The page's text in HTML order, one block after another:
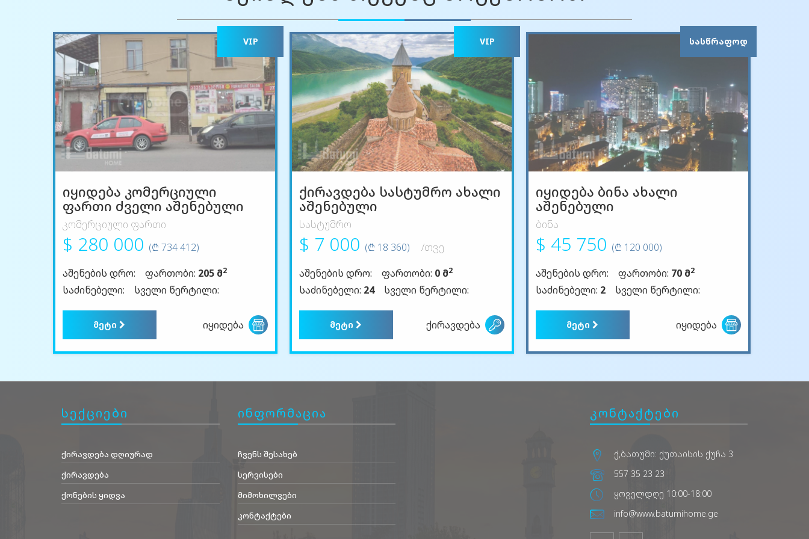
VIP
იყიდება კომერციული
ფართი ძველი აშენებული
კომერციული ფართი
$ 280 000 (₾ 734 412)
აშენების დრო:
ფართობი: 205 მ2
საძინებელი: სველი წერტილი:
მეტი იყიდება
VIP
ქირავდება სასტუმრო ახალი
აშენებული
სასტუმრო
$ 7 000 (₾ 18 360)
/თვე
აშენების დრო:
ფართობი: 0 მ2
საძინებელი: 24 სველი წერტილი:
მეტი ქირავდება
ᲡᲐᲡᲬᲠᲐᲤᲝᲓ
იყიდება ბინა ახალი
აშენებული
ბინა
$ 45 750 (₾ 120 000)
აშენების დრო:
ფართობი: 70 მ2
საძინებელი: 2 სველი წერტილი:
მეტი იყიდება
სექციები
ქირავდება დღიურად
ქირავდება
ქონების ყიდვა
ინფორმაცია
ჩვენს შესახებ
სერვისები
მიმოხილვები
კონტაქტები
კონტაქტები
ქ,ბათუმი: ქუთაისის ქუჩა 3
557 35 23 23
ყოველდღე 10:00-18:00
info@www.batumihome.ge